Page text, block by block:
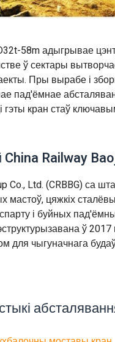
58m адыгрывае
ў сектары
Пры вырабе і
пад'ёмнае
гэты кран стаў
China Railway
Co., Ltd. (CRBBG) са
мастоў, цяжкіх
і буйных
ў
чыгуначнага